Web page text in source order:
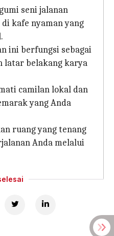
seni jalanan
kafe nyaman yang
ini berfungsi sebagai
latar belakang karya
camilan lokal dan
yang Anda
ruang yang tenang
Anda melalui